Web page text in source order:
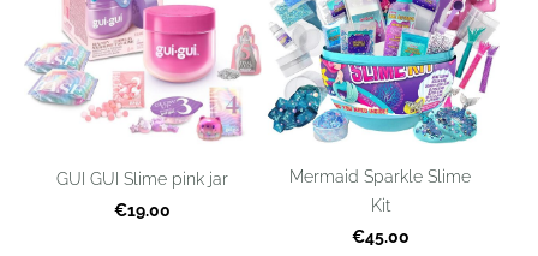
GUI GUI Slime pink jar
€19.00
Mermaid Sparkle Slime
Kit
€45.00